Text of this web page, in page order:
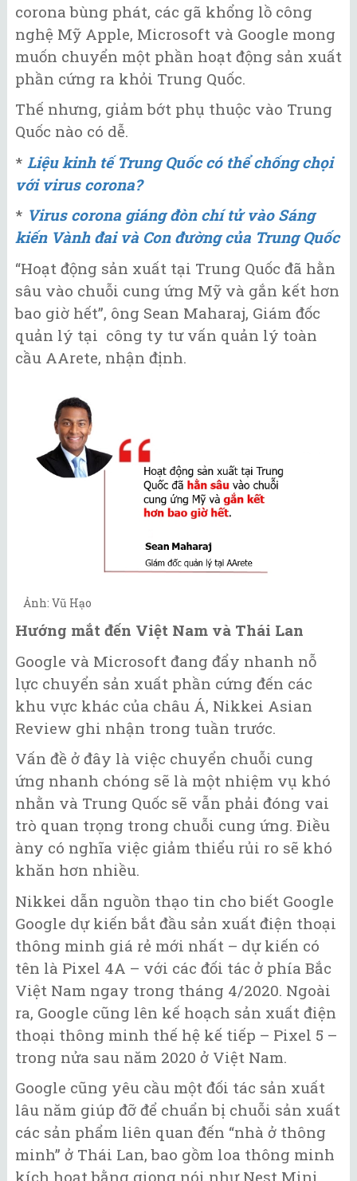
corona bùng phát, các gã khổng lồ công
nghệ Mỹ Apple, Microsoft và Google mong
muốn chuyển một phần hoạt động sản xuất
phần cứng ra khỏi Trung Quốc.
Thế nhưng, giảm bớt phụ thuộc vào Trung
Quốc nào có dễ.
* Liệu kinh tế Trung Quốc có thể chống chọi
với virus corona?
* Virus corona giáng đòn chí tử vào Sáng
kiến Vành đai và Con đường của Trung Quốc
“Hoạt động sản xuất tại Trung Quốc đã hằn
sâu vào chuỗi cung ứng Mỹ và gắn kết hơn
bao giờ hết”, ông Sean Maharaj, Giám đốc
quản lý tại công ty tư vấn quản lý toàn
cầu AArete, nhận định.
Ảnh: Vũ Hạo
Hướng mắt đến Việt Nam và Thái Lan
Google và Microsoft đang đẩy nhanh nỗ
lực chuyển sản xuất phần cứng đến các
khu vực khác của châu Á, Nikkei Asian
Review ghi nhận trong tuần trước.
Vấn đề ở đây là việc chuyển chuỗi cung
ứng nhanh chóng sẽ là một nhiệm vụ khó
nhằn và Trung Quốc sẽ vẫn phải đóng vai
trò quan trọng trong chuỗi cung ứng. Điều
àny có nghĩa việc giảm thiểu rủi ro sẽ khó
khăn hơn nhiều.
Nikkei dẫn nguồn thạo tin cho biết Google
Google dự kiến bắt đầu sản xuất điện thoại
thông minh giá rẻ mới nhất – dự kiến có
tên là Pixel 4A – với các đối tác ở phía Bắc
Việt Nam ngay trong tháng 4/2020. Ngoài
ra, Google cũng lên kế hoạch sản xuất điện
thoại thông minh thế hệ kế tiếp – Pixel 5 –
trong nửa sau năm 2020 ở Việt Nam.
Google cũng yêu cầu một đối tác sản xuất
lâu năm giúp đỡ để chuẩn bị chuỗi sản xuất
các sản phẩm liên quan đến “nhà ở thông
minh” ở Thái Lan, bao gồm loa thông minh
kích hoạt bằng giọng nói như Nest Mini.